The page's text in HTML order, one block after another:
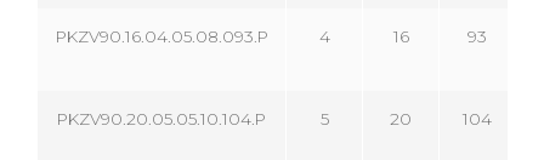
PKZV90.16.04.05.08.093.P 4 16 93
PKZV90.20.05.05.10.104.P 5 20 104